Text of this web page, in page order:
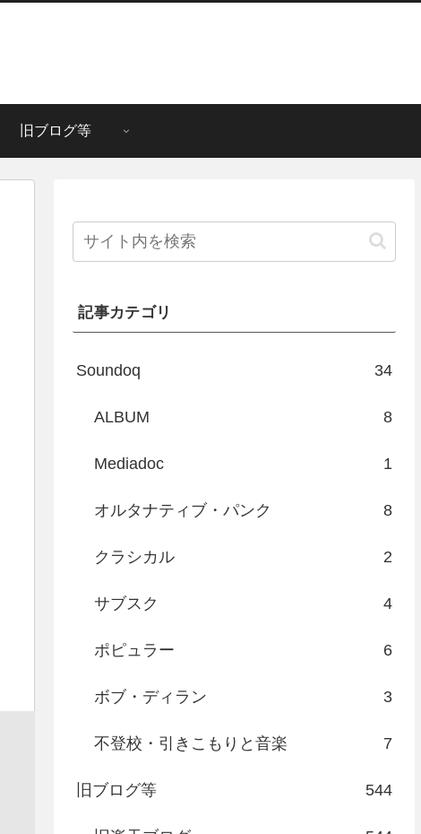
旧ブログ等
記事カテゴリ
Soundoq 34
ALBUM 8
Mediadoc 1
オルタナティブ・パンク 8
クラシカル 2
サブスク 4
ポピュラー 6
ボブ・ディラン 3
不登校・引きこもりと音楽 7
旧ブログ等 544